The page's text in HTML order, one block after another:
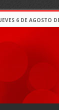
6 DE AGOSTO